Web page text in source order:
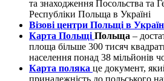
та знаходження Посольства та
Республіки Польща в Україні
Візові центри Польщі в
Карта Польщі Польща –
площа більше 300 тисяч
населення понад 38 мільйонів
Карта поляка це документ,